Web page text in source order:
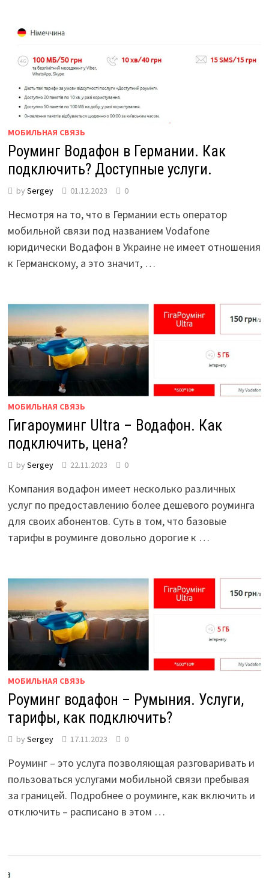
МОБИЛЬНАЯ СВЯЗЬ
Роуминг Водафон в Германии. Как
подключить? Доступные услуги.
by Sergey 01.12.2023 0
Несмотря на то, что в Германии есть оператор
мобильной связи под названием Vodafone
юридически Водафон в Украине не имеет отношения
к Германскому, а это значит, …
МОБИЛЬНАЯ СВЯЗЬ
Гигароуминг Ultra – Водафон. Как
подключить, цена?
by Sergey 22.11.2023 0
Компания водафон имеет несколько различных
услуг по предоставлению более дешевого роуминга
для своих абонентов. Суть в том, что базовые
тарифы в роуминге довольно дорогие к …
МОБИЛЬНАЯ СВЯЗЬ
Роуминг водафон – Румыния. Услуги,
тарифы, как подключить?
by Sergey 17.11.2023 0
Роуминг – это услуга позволяющая разговаривать и
пользоваться услугами мобильной связи пребывая
за границей. Подробнее о роуминге, как включить и
отключить – расписано в этом …